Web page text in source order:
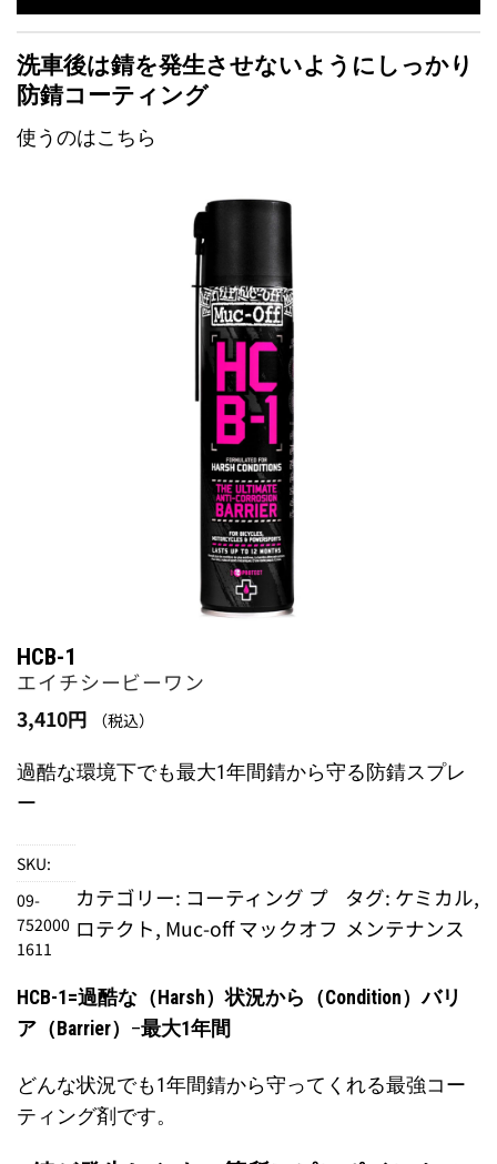
洗車後は錆を発生させないようにしっかり
防錆コーティング
使うのはこちら
HCB-1
エイチシービーワン
3,410円 （税込）
過酷な環境下でも最大1年間錆から守る防錆スプレ
ー
SKU:
09-
752000
1611
カテゴリー: コーティング プ
ロテクト, Muc-off マックオフ
タグ: ケミカル
メンテナンス
HCB-1=過酷な（Harsh）状況から（Condition）バリ
ア（Barrier） –最大1年間
どんな状況でも1年間錆から守ってくれる最強コー
ティング剤です。